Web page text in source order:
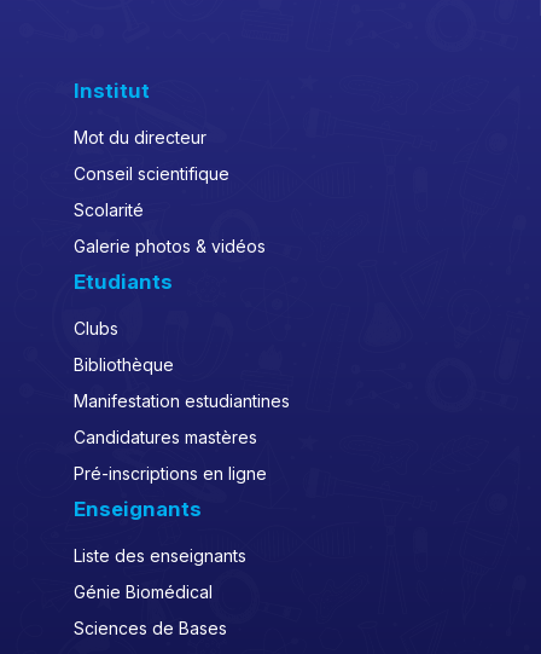
Institut
Mot du directeur
Conseil scientifique
Scolarité
Galerie photos & vidéos
Etudiants
Clubs
Bibliothèque
Manifestation estudiantines
Candidatures mastères
Pré-inscriptions en ligne
Enseignants
Liste des enseignants
Génie Biomédical
Sciences de Bases